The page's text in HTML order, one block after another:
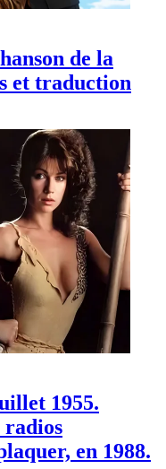
de la
et traduction
1955.
radios
en 1988.